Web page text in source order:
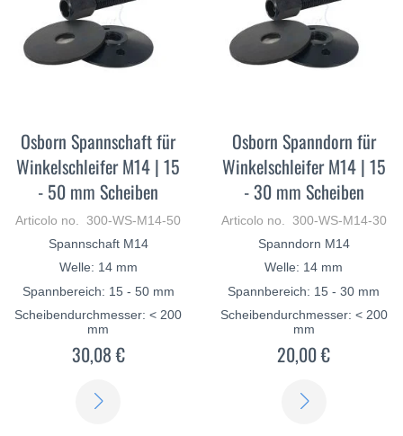
Osborn Spannschaft für
Winkelschleifer M14 | 15
- 50 mm Scheiben
Articolo no. 300-WS-M14-50
Spannschaft M14
Welle: 14 mm
Spannbereich: 15 - 50 mm
Scheibendurchmesser: < 200
mm
30,08 €
Osborn Spanndorn für
Winkelschleifer M14 | 15
- 30 mm Scheiben
Articolo no. 300-WS-M14-30
Spanndorn M14
Welle: 14 mm
Spannbereich: 15 - 30 mm
Scheibendurchmesser: < 200
mm
20,00 €